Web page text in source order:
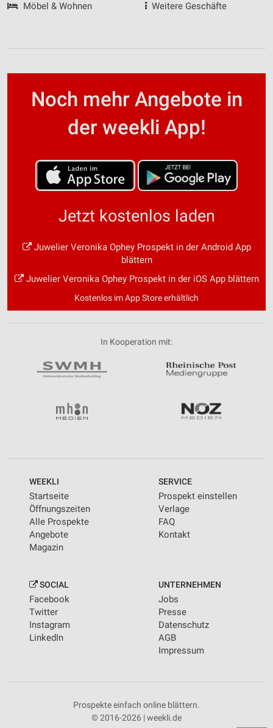
Möbel & Wohnen
Weitere Geschäfte
Noch mehr Angebote in
der weekli App!
Jetzt kostenlos laden
Juwelier Veronika Ophey Prospekt in der Android App
blättern
Juwelier Veronika Ophey Prospekt in der iOS App blättern
Kostenlos im App Store erhältlich
In Kooperation mit:
WEEKLI
Startseite
Öffnungszeiten
Alle Prospekte
Angebote
Magazin
SERVICE
Prospekt einstellen
Verlage
FAQ
Kontakt
SOCIAL
Facebook
Twitter
Instagram
LinkedIn
UNTERNEHMEN
Jobs
Presse
Datenschutz
AGB
Impressum
Prospekte einfach online blättern.
© 2016-2026 | weekli.de